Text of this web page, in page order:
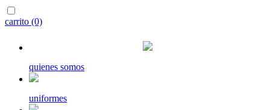
carrito (0)
quienes somos
uniformes